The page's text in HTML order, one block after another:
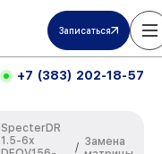
Записаться
+7 (383) 202-18-57
SpecterDR
1.5-6x
/ Замена